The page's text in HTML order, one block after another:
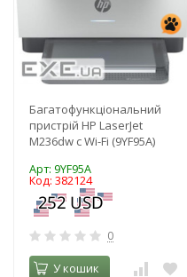
Багатофункціональний
пристрій HP LaserJet
M236dw c Wi-Fi (9YF95A)
Арт: 9YF95A
Код: 382124
0
У кошик